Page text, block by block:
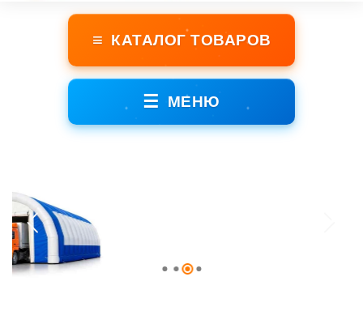
≡ КАТАЛОГ ТОВАРОВ
☰ МЕНЮ